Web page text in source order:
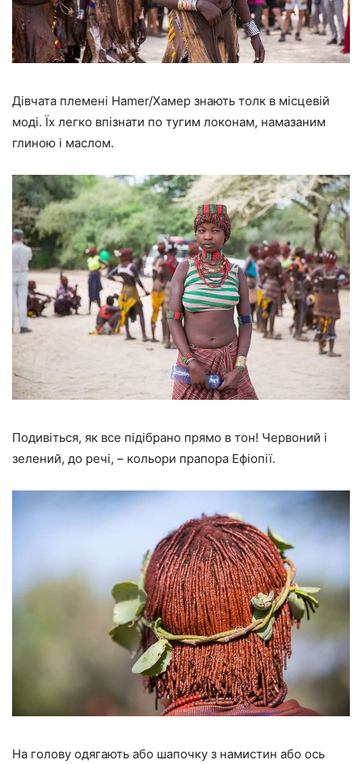
Дівчата племені Hamer/Хамер знають толк в місцевій
моді. Їх легко впізнати по тугим локонам, намазаним
глиною і маслом.
Подивіться, як все підібрано прямо в тон! Червоний і
зелений, до речі, – кольори прапора Ефіопії.
На голову одягають або шапочку з намистин або ось